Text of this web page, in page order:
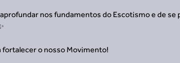
nos fundamentos do Escotismo e de se
fortalecer o nosso Movimento!